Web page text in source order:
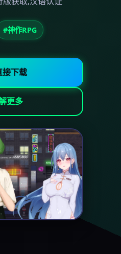
#神作RPG
接下载
更多